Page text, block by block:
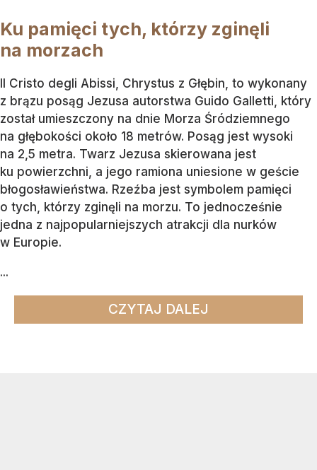
Ku pamięci tych, którzy zginęli
na morzach
Il Cristo degli Abissi, Chrystus z Głębin, to wykonany
z brązu posąg Jezusa autorstwa Guido Galletti, który
został umieszczony na dnie Morza Śródziemnego
na głębokości około 18 metrów. Posąg jest wysoki
na 2,5 metra. Twarz Jezusa skierowana jest
ku powierzchni, a jego ramiona uniesione w geście
błogosławieństwa. Rzeźba jest symbolem pamięci
o tych, którzy zginęli na morzu. To jednocześnie
jedna z najpopularniejszych atrakcji dla nurków
w Europie.
...
CZYTAJ DALEJ